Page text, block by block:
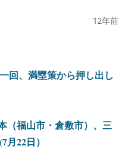
12年前
回、満塁策から押し出し
（福山市・倉敷市）、三
22日）